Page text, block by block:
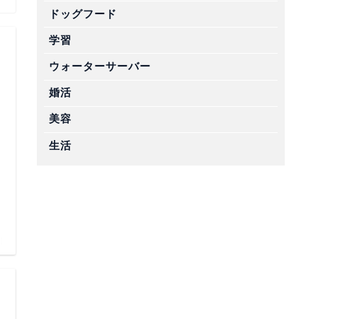
ドッグフード
学習
ウォーターサーバー
婚活
美容
生活